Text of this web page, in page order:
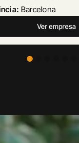
Málaga
Ver empresa